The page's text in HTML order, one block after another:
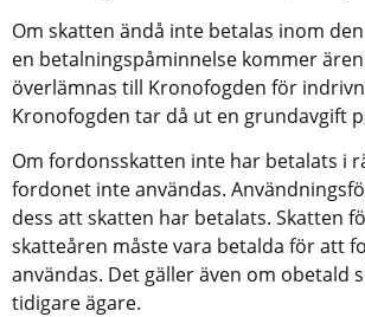
Om skatten ändå inte betalas inom
en betalningspåminnelse kommer
överlämnas till Kronofogden för
Kronofogden tar då ut en grundavgift
Om fordonsskatten inte har betalats i
fordonet inte användas.
dess att skatten har betalats. Skatten
skatteåren måste vara betalda för att
användas. Det gäller även om obetald
tidigare ägare.